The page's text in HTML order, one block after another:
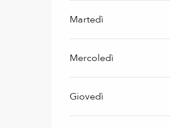
Martedì
Mercoledì
Giovedì